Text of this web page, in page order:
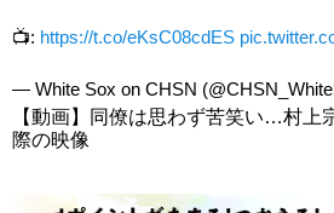
📺: https://t.co/eKsC08cdES
— White Sox on CHSN
【動画】同僚は思わず苦笑い…村上
際の映像